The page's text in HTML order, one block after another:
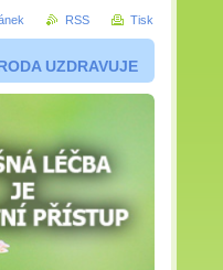
UZDRAVUJE
RSS Tisk